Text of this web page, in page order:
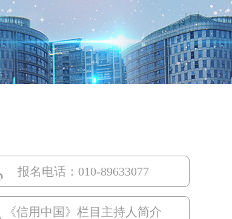
报名电话：010-89633077
《信用中国》栏目主持人简介